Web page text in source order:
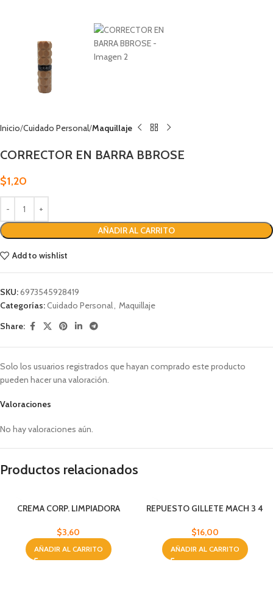
Inicio Cuidado Personal Maquillaje
CORRECTOR EN BARRA BBROSE
$1,20
AÑADIR AL CARRITO
Add to wishlist
SKU:6973545928419
Categorías:Cuidado Personal, Maquillaje
Share:
Valoraciones
No hay valoraciones aún.
Solo los usuarios registrados que hayan comprado este producto
pueden hacer una valoración.
Productos relacionados
CREMA CORP. LIMPIADORA
$3,60
AÑADIR AL CARRITO
REPUESTO GILLETE MACH 3 4
$16,00
AÑADIR AL CARRITO